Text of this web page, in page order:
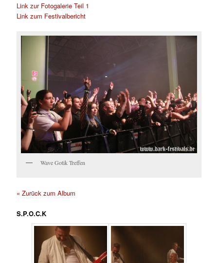
Link zur Fotogalerie Teil 1
Link zum Festivalbericht
Wave Gotik Treffen
« Zurück zum Album
S.P.O.C.K